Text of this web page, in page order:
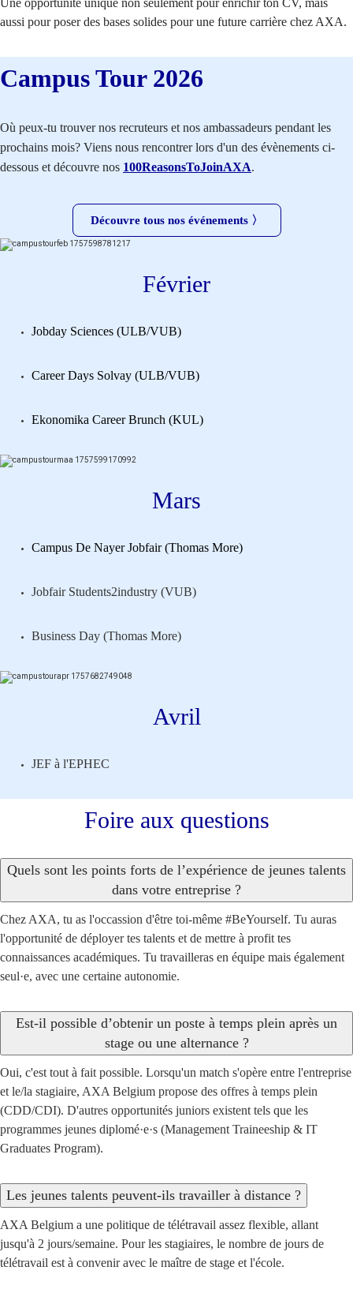
Une opportunité unique non seulement pour enrichir ton CV, mais
aussi pour poser des bases solides pour une future carrière chez AXA.
Campus Tour 2026
Où peux-tu trouver nos recruteurs et nos ambassadeurs pendant les
prochains mois? Viens nous rencontrer lors d'un des évènements ci-
dessous et découvre nos 100ReasonsToJoinAXA.
Découvre tous nos événements​​​​ 〉
Février
Jobday Sciences (ULB/VUB)
Career Days Solvay (ULB/VUB)
Ekonomika Career Brunch (KUL)
Mars
Campus De Nayer Jobfair (Thomas More)
Jobfair Students2industry (VUB)
Business Day (Thomas More)
Avril
JEF à l'EPHEC
Foire aux questions
Quels sont les points forts de l’expérience de jeunes talents
dans votre entreprise ?
Chez AXA, tu as l'occassion d'être toi-même #BeYourself. Tu auras
l'opportunité de déployer tes talents et de mettre à profit tes
connaissances académiques. Tu travailleras en équipe mais également
seul·e, avec une certaine autonomie.
Est-il possible d’obtenir un poste à temps plein après un
stage ou une alternance ?
Oui, c'est tout à fait possible. Lorsqu'un match s'opère entre l'entreprise
et le/la stagiaire, AXA Belgium propose des offres à temps plein
(CDD/CDI). D'autres opportunités juniors existent tels que les
programmes jeunes diplomé·e·s (Management Traineeship & IT
Graduates Program).
Les jeunes talents peuvent-ils travailler à distance ?
AXA Belgium a une politique de télétravail assez flexible, allant
jusqu'à 2 jours/semaine. Pour les stagiaires, le nombre de jours de
télétravail est à convenir avec le maître de stage et l'école.